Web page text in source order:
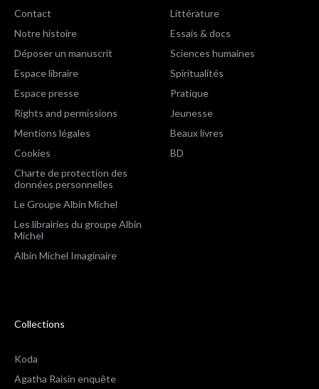
Contact
Notre histoire
Déposer un manuscrit
Espace libraire
Espace presse
Rights and permissions
Mentions légales
Cookies
Charte de protection des
données personnelles
Le Groupe Albin Michel
Les librairies du groupe Albin
Michel
Albin Michel Imaginaire
Littérature
Essais & docs
Sciences humaines
Spiritualités
Pratique
Jeunesse
Beaux livres
BD
Collections
Koda
Agatha Raisin enquête